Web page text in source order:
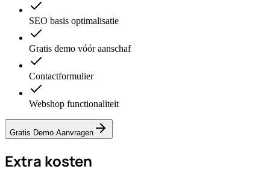
SEO basis optimalisatie
Gratis demo vóór aanschaf
Contactformulier
Webshop functionaliteit
Gratis Demo Aanvragen
Extra kosten